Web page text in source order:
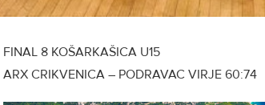
FINAL 8 KOŠARKAŠICA U15
ARX CRIKVENICA – PODRAVAC VIRJE 60:74